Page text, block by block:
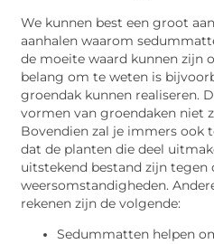
We kunnen best een groot
aanhalen waarom
de moeite waard kunnen zijn
belang om te weten is
groendak kunnen realiseren.
vormen van groendaken niet
Bovendien zal je immers ook
dat de planten die deel
uitstekend bestand zijn tegen
weersomstandigheden.
rekenen zijn de volgende:
Sedummatten helpen